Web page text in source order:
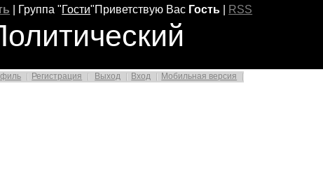
Группа "Гости"Приветствую Вас Гость RSS
Регистрация Выход Вход Мобильная версия